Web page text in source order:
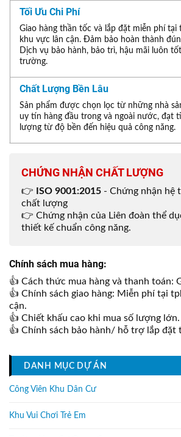
Tối Ưu Chi Phí
Giao hàng thần tốc và lắp đặt miễn phí tại
khu vực lân cận. Đảm bảo hoàn thành
Dịch vụ bảo hành, bảo trì, hậu mãi luôn
trường.
Chất Lượng Bền Lâu
Sản phẩm được chọn lọc từ những nhà
uy tín hàng đầu trong và ngoài nước, đạt
lượng từ độ bền đến hiệu quả công năng.
CHỨNG NHẬN CHẤT LƯỢNG
👉 ISO 9001:2015 - Chứng nhận hệ
chất lượng
👉 Chứng nhận của Liên đoàn thể
thiết kế chuẩn công năng.
Chính sách mua hàng:
👍 Cách thức mua hàng và thanh toán:
👍 Chính sách giao hàng: Miễn phí tại
cận.
👍 Chiết khấu cao khi mua số lượng lớn.
👍 Chính sách bảo hành/ hỗ trợ lắp đặt
DANH MỤC DỰ ÁN
Công Viên Khu Dân Cư
Khu Vui Chơi Trẻ Em